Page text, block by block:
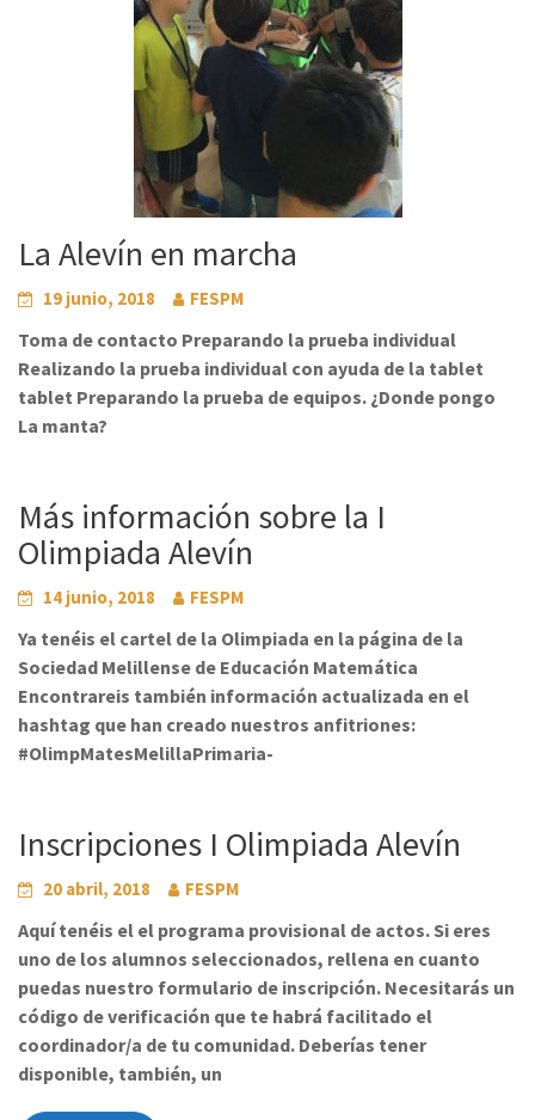
La Alevín en marcha
19 junio, 2018 FESPM
Toma de contacto Preparando la prueba individual
Realizando la prueba individual con ayuda de la tablet
tablet Preparando la prueba de equipos. ¿Donde pongo
La manta?
Más información sobre la I
Olimpiada Alevín
14 junio, 2018 FESPM
Ya tenéis el cartel de la Olimpiada en la página de la
Sociedad Melillense de Educación Matemática
Encontrareis también información actualizada en el
hashtag que han creado nuestros anfitriones:
#OlimpMatesMelillaPrimaria-
Inscripciones I Olimpiada Alevín
20 abril, 2018 FESPM
Aquí tenéis el el programa provisional de actos. Si eres
uno de los alumnos seleccionados, rellena en cuanto
puedas nuestro formulario de inscripción. Necesitarás un
código de verificación que te habrá facilitado el
coordinador/a de tu comunidad. Deberías tener
disponible, también, un